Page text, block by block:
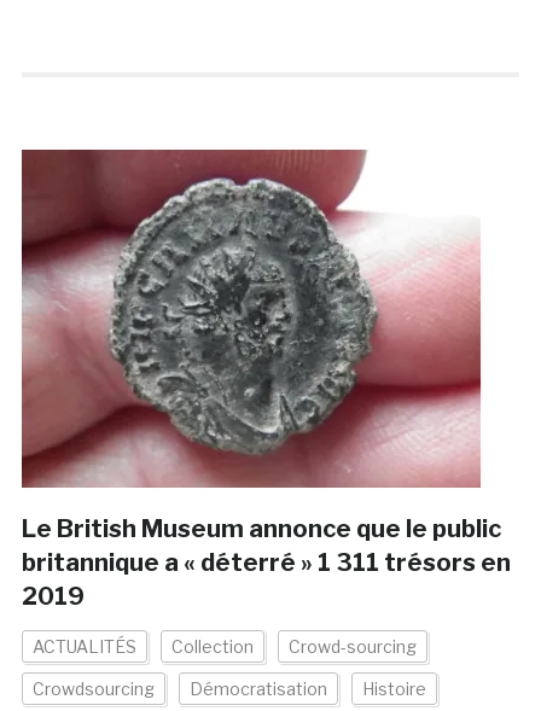
Le British Museum annonce que le public
britannique a « déterré » 1 311 trésors en
2019
ACTUALITÉS Collection Crowd-sourcing
Crowdsourcing Démocratisation Histoire